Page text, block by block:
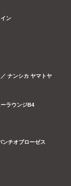
ン
ナンシカ ヤマトヤ
ラウンジB4
ンチオブローゼス